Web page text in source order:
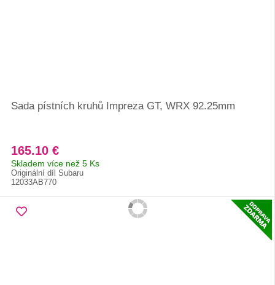
Sada pístních kruhů Impreza GT, WRX 92.25mm
165.10 €
Skladem více než 5 Ks
Originální díl Subaru
12033AB770